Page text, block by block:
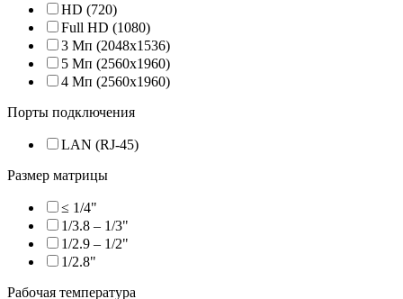
HD (720)
Full HD (1080)
3 Мп (2048х1536)
5 Мп (2560х1960)
4 Мп (2560х1960)
Порты подключения
LAN (RJ-45)
Размер матрицы
≤ 1/4"
1/3.8 – 1/3"
1/2.9 – 1/2"
1/2.8"
Рабочая температура